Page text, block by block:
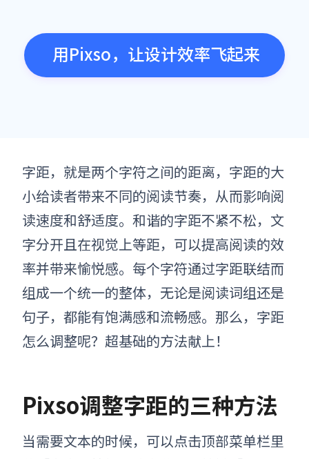
用Pixso，让设计效率飞起来
字距，就是两个字符之间的距离，字距的大
小给读者带来不同的阅读节奏，从而影响阅
读速度和舒适度。和谐的字距不紧不松，文
字分开且在视觉上等距，可以提高阅读的效
率并带来愉悦感。每个字符通过字距联结而
组成一个统一的整体，无论是阅读词组还是
句子，都能有饱满感和流畅感。那么，字距
怎么调整呢？超基础的方法献上！
Pixso调整字距的三种方法
当需要文本的时候，可以点击顶部菜单栏里